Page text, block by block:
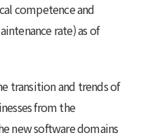
competence and
rate) as of
transition and trends of
from the
new software domains